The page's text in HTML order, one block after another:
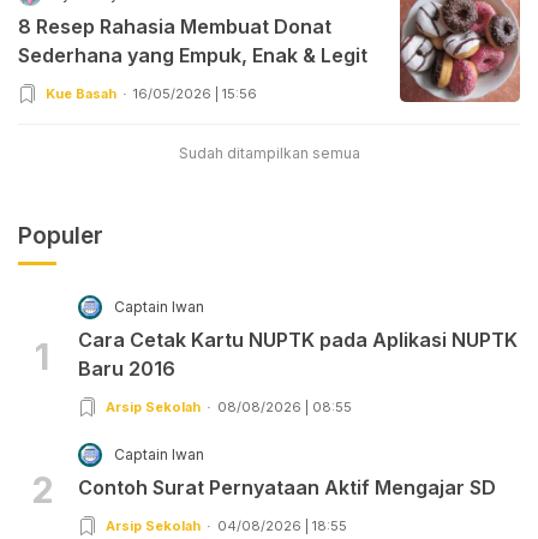
8 Resep Rahasia Membuat Donat
Sederhana yang Empuk, Enak & Legit
Kue Basah 16/05/2026 | 15:56
Sudah ditampilkan semua
Populer
1
Captain Iwan
Cara Cetak Kartu NUPTK pada Aplikasi NUPTK
Baru 2016
Arsip Sekolah 08/08/2026 | 08:55
2
Captain Iwan
Contoh Surat Pernyataan Aktif Mengajar SD
Arsip Sekolah 04/08/2026 | 18:55